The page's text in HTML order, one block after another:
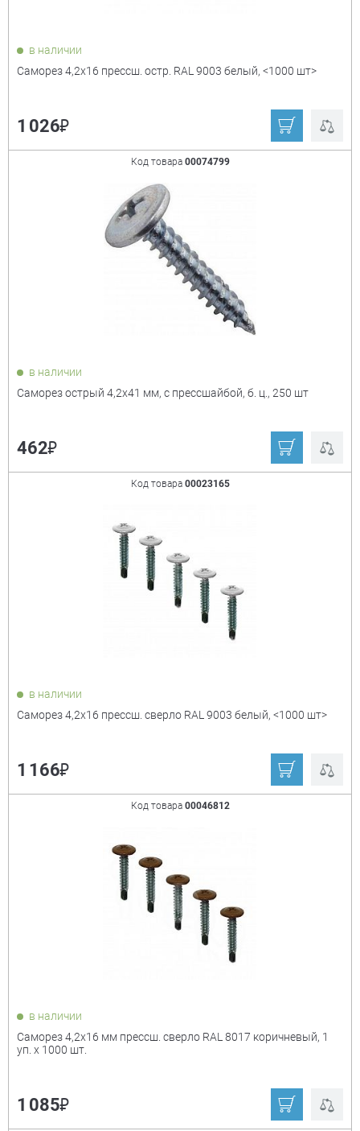
в наличии
Саморез 4,2х16 прессш. остр. RAL 9003 белый, <1000 шт>
1 026₽
Код товара 00074799
в наличии
Саморез острый 4,2х41 мм, с прессшайбой, б. ц., 250 шт
462₽
Код товара 00023165
в наличии
Саморез 4,2х16 прессш. сверло RAL 9003 белый, <1000 шт>
1 166₽
Код товара 00046812
в наличии
Саморез 4,2х16 мм прессш. сверло RAL 8017 коричневый, 1
уп. х 1000 шт.
1 085₽